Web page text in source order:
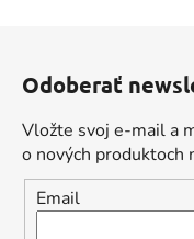
Odoberať
Vložte svoj e-mail a
o nových produktoch
Email